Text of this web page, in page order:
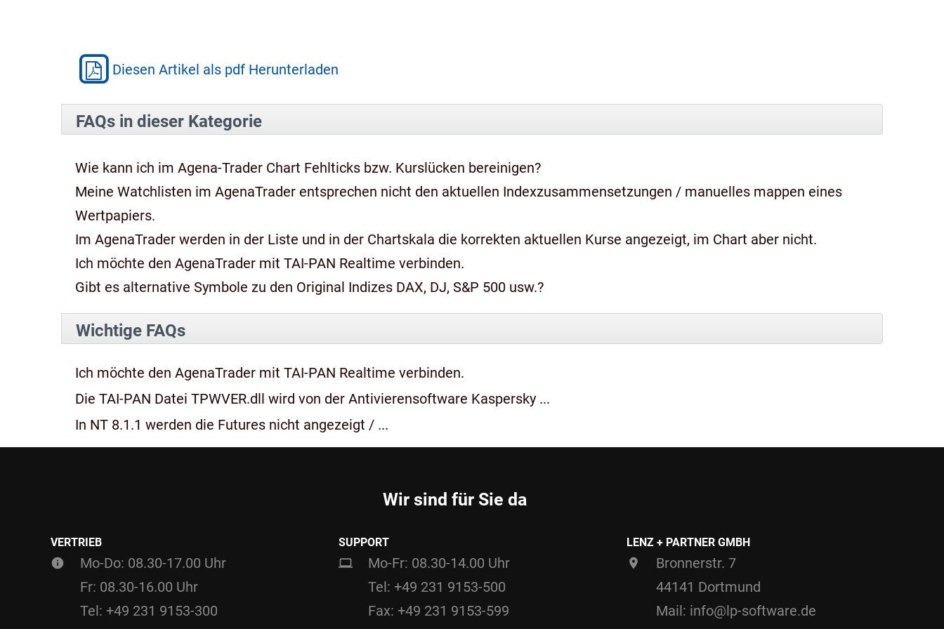
Diesen Artikel als pdf Herunterladen
FAQs in dieser Kategorie
Wie kann ich im Agena-Trader Chart Fehlticks bzw. Kurslücken bereinigen?
Meine Watchlisten im AgenaTrader entsprechen nicht den aktuellen Indexzusammensetzungen / manuelles mappen eines
Wertpapiers.
Im AgenaTrader werden in der Liste und in der Chartskala die korrekten aktuellen Kurse angezeigt, im Chart aber nicht.
Ich möchte den AgenaTrader mit TAI-PAN Realtime verbinden.
Gibt es alternative Symbole zu den Original Indizes DAX, DJ, S&P 500 usw.?
Wichtige FAQs
Ich möchte den AgenaTrader mit TAI-PAN Realtime verbinden.
Die TAI-PAN Datei TPWVER.dll wird von der Antivierensoftware Kaspersky ...
In NT 8.1.1 werden die Futures nicht angezeigt / ...
Wir sind für Sie da
VERTRIEB
Mo-Do: 08.30-17.00 Uhr
Fr: 08.30-16.00 Uhr
Tel: +49 231 9153-300
SUPPORT
Mo-Fr: 08.30-14.00 Uhr
Tel: +49 231 9153-500
Fax: +49 231 9153-599
LENZ + PARTNER GMBH
Bronnerstr. 7
44141 Dortmund
Mail: info@lp-software.de